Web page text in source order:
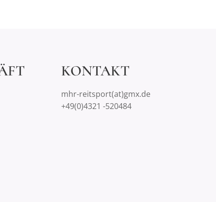
KONTAKT
mhr-reitsport(at)gmx.de
+49(0)4321 -520484